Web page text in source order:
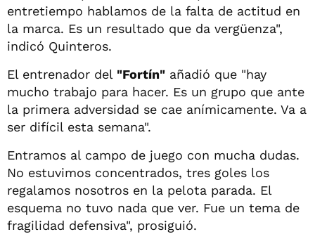
entretiempo hablamos de la falta de actitud en
la marca. Es un resultado que da vergüenza",
indicó Quinteros.
El entrenador del "Fortín" añadió que "hay
mucho trabajo para hacer. Es un grupo que ante
la primera adversidad se cae anímicamente. Va a
ser difícil esta semana".
Entramos al campo de juego con mucha dudas.
No estuvimos concentrados, tres goles los
regalamos nosotros en la pelota parada. El
esquema no tuvo nada que ver. Fue un tema de
fragilidad defensiva", prosiguió.